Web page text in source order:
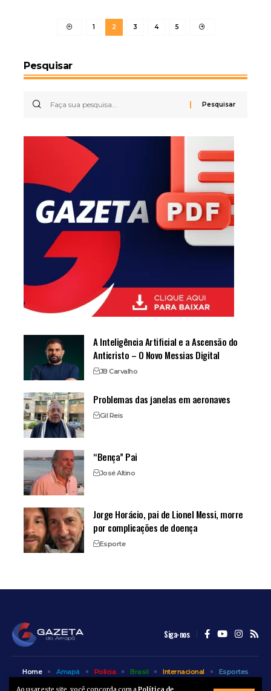
1 2 3 4 5
Pesquisar
A Inteligência Artificial e a Ascensão do
Anticristo – O Novo Messias Digital
JB Carvalho
Problemas das janelas em aeronaves
Gil Reis
“Bença” Pai
José Altino
Jorge Horácio, pai de Lionel Messi, morre
por complicações de doença
Esporte
Siga-nos
Home Amapá Polícia Brasil Internacional
Esportes
Bem Estar
Entretenimento